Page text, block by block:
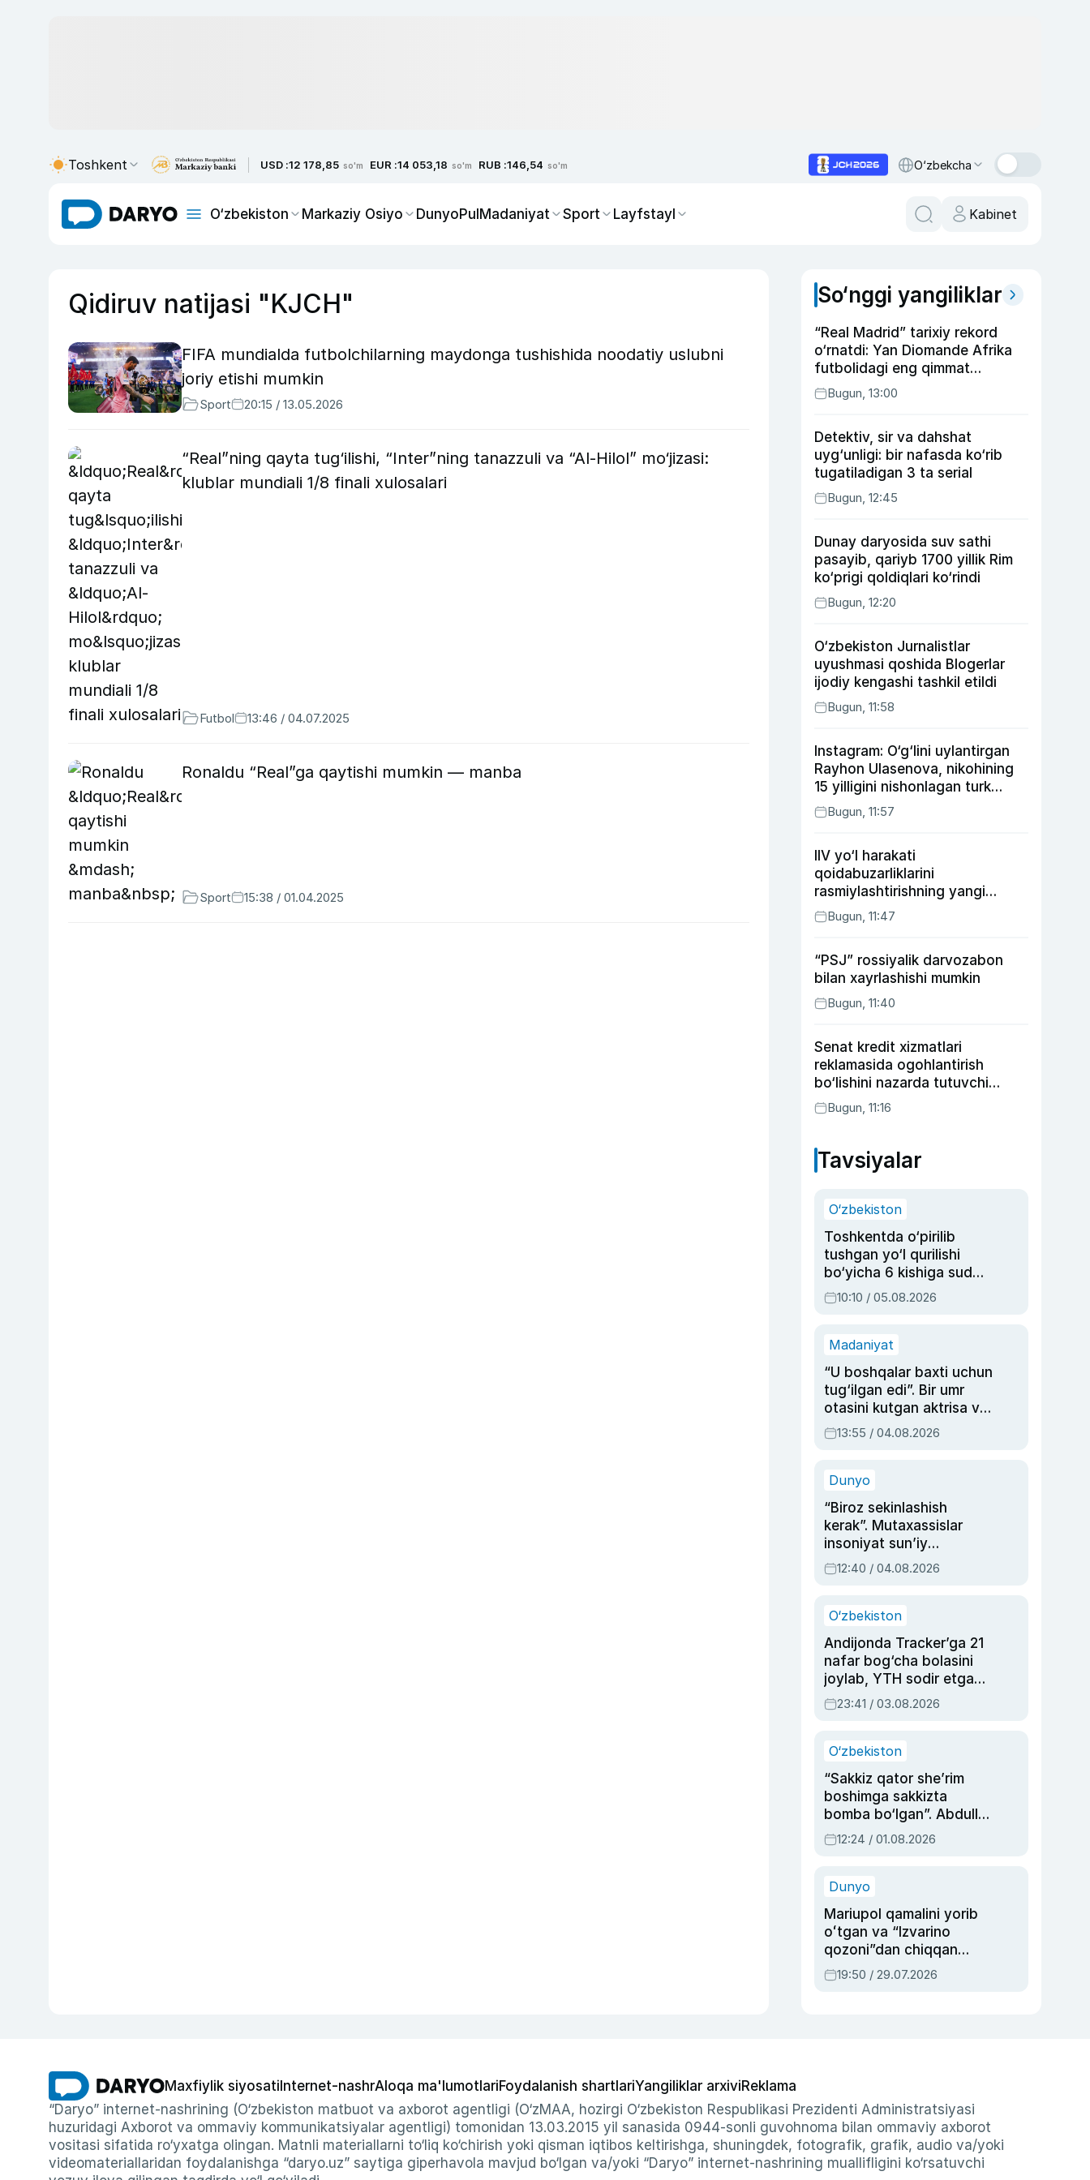
Toshkent USD :12 178,85 so'm EUR :14 053,18 so'm RUB :146,54 so'm O‘zbekcha
O‘zbekiston Markaziy Osiyo DunyoPulMadaniyat Sport Layfstayl Kabinet
Qidiruv natijasi "KJCH"
FIFA mundialda futbolchilarning maydonga tushishida noodatiy uslubni
joriy etishi mumkin
Sport 20:15 / 13.05.2026
“Real”ning qayta tug‘ilishi, “Inter”ning tanazzuli va “Al-Hilol” mo‘jizasi:
klublar mundiali 1/8 finali xulosalari
Futbol 13:46 / 04.07.2025
Ronaldu “Real”ga qaytishi mumkin — manba
Sport 15:38 / 01.04.2025
So‘nggi yangiliklar
“Real Madrid” tarixiy rekord
o‘rnatdi: Yan Diomande Afrika
futbolidagi eng qimmat
transferga aylandi
Bugun, 13:00
Detektiv, sir va dahshat
uyg‘unligi: bir nafasda ko‘rib
tugatiladigan 3 ta serial
Bugun, 12:45
Dunay daryosida suv sathi
pasayib, qariyb 1700 yillik Rim
ko‘prigi qoldiqlari ko‘rindi
Bugun, 12:20
O‘zbekiston Jurnalistlar
uyushmasi qoshida Blogerlar
ijodiy kengashi tashkil etildi
Bugun, 11:58
Instagram: O‘g‘lini uylantirgan
Rayhon Ulasenova, nikohining
15 yilligini nishonlagan turk
aktyorlari va Kamelot qasriga
sayohat qilgan Zebo Rahimova
Bugun, 11:57
IIV yo‘l harakati
qoidabuzarliklarini
rasmiylashtirishning yangi
tartibini taklif qildi
Bugun, 11:47
“PSJ” rossiyalik darvozabon
bilan xayrlashishi mumkin
Bugun, 11:40
Senat kredit xizmatlari
reklamasida ogohlantirish
bo‘lishini nazarda tutuvchi
qonunni ma’qulladi
Bugun, 11:16
Tavsiyalar
O‘zbekiston
Toshkentda o‘pirilib
tushgan yo‘l qurilishi
bo‘yicha 6 kishiga sud
hukmi o‘qildi
10:10 / 05.08.2026
Madaniyat
“U boshqalar baxti uchun
tug‘ilgan edi”. Bir umr
otasini kutgan aktrisa va
dublyaj ustasi Rimma
Ahmedovaning
13:55 / 04.08.2026
Dunyo
“Biroz sekinlashish
kerak”. Mutaxassislar
insoniyat sun’iy
intellektni boshqara
olmay qolishidan xavotir
12:40 / 04.08.2026
O‘zbekiston
Andijonda Tracker’ga 21
nafar bog‘cha bolasini
joylab, YTH sodir etgan
ayolga sud hukmi o‘qildi
23:41 / 03.08.2026
O‘zbekiston
“Sakkiz qator she’rim
boshimga sakkizta
bomba bo‘lgan”. Abdulla
Oripovni siyosiy
ayblovlardan asrab
12:24 / 01.08.2026
Dunyo
Mariupol qamalini yorib
oʻtgan va “Izvarino
qozoni”dan chiqqan
qahramon — Ukraina
armiyasi bosh
19:50 / 29.07.2026
Maxfiylik siyosati Internet-nashrAloqa ma'lumotlariFoydalanish shartlariYangiliklar arxiviReklama
“Daryo” internet-nashrining (O‘zbekiston matbuot va axborot agentligi (O‘zMAA, hozirgi O‘zbekiston Respublikasi Prezidenti Administratsiyasi
huzuridagi Axborot va ommaviy kommunikatsiyalar agentligi) tomonidan 13.03.2015 yil sanasida 0944-sonli guvohnoma bilan ommaviy axborot
vositasi sifatida ro‘yxatga olingan. Matnli materiallarni to‘liq ko‘chirish yoki qisman iqtibos keltirishga, shuningdek, fotografik, grafik, audio va/yoki
videomateriallaridan foydalanishga “daryo.uz” saytiga giperhavola mavjud bo‘lgan va/yoki “Daryo” internet-nashrining muallifligini ko‘rsatuvchi